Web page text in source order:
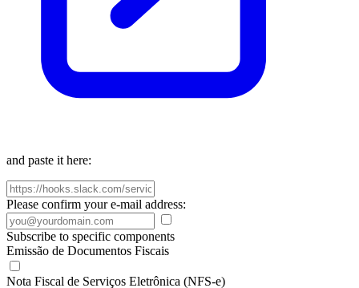
and paste it here:
Please confirm your e-mail address:
Subscribe to specific components
Emissão de Documentos Fiscais
Nota Fiscal de Serviços Eletrônica (NFS-e)